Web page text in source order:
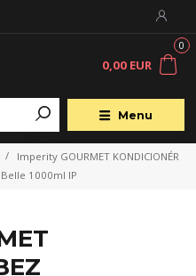
Menu
0
0,00 EUR
Imperity GOURMET KONDICIONÉR
Belle 1000ml IP